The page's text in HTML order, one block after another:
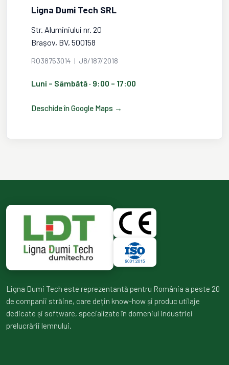
Ligna Dumi Tech SRL
Str. Aluminiului nr. 20
Brașov, BV, 500158
RO38753014 | J8/187/2018
Luni – Sâmbătă · 9:00 – 17:00
Deschide în Google Maps →
Ligna Dumi Tech este reprezentantă pentru România a peste 20
de companii străine, care dețin know-how și produc utilaje
dedicate și software, specializate în domeniul industriei
prelucrării lemnului.